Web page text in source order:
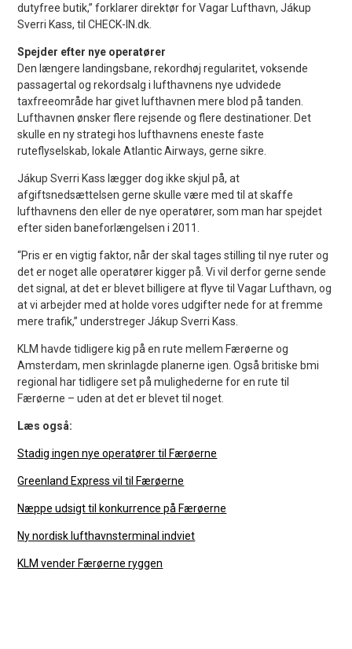
dutyfree butik,” forklarer direktør for Vagar Lufthavn, Jákup
Sverri Kass, til CHECK-IN.dk.
Spejder efter nye operatører
Den længere landingsbane, rekordhøj regularitet, voksende
passagertal og rekordsalg i lufthavnens nye udvidede
taxfreeområde har givet lufthavnen mere blod på tanden.
Lufthavnen ønsker flere rejsende og flere destinationer. Det
skulle en ny strategi hos lufthavnens eneste faste
ruteflyselskab, lokale Atlantic Airways, gerne sikre.
Jákup Sverri Kass lægger dog ikke skjul på, at
afgiftsnedsættelsen gerne skulle være med til at skaffe
lufthavnens den eller de nye operatører, som man har spejdet
efter siden baneforlængelsen i 2011.
“Pris er en vigtig faktor, når der skal tages stilling til nye ruter og
det er noget alle operatører kigger på. Vi vil derfor gerne sende
det signal, at det er blevet billigere at flyve til Vagar Lufthavn, og
at vi arbejder med at holde vores udgifter nede for at fremme
mere trafik,” understreger Jákup Sverri Kass.
KLM havde tidligere kig på en rute mellem Færøerne og
Amsterdam, men skrinlagde planerne igen. Også britiske bmi
regional har tidligere set på mulighederne for en rute til
Færøerne – uden at det er blevet til noget.
Læs også:
Stadig ingen nye operatører til Færøerne
Greenland Express vil til Færøerne
Næppe udsigt til konkurrence på Færøerne
Ny nordisk lufthavnsterminal indviet
KLM vender Færøerne ryggen